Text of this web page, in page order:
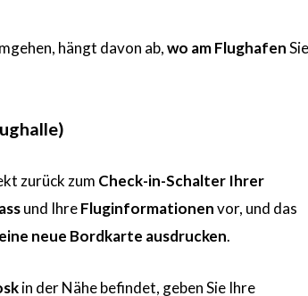
hängt davon ab,wo am FlughafenSie
zurück zum Check-in-Schalter Ihrer
und IhreFluginformationenvor, und das
neue Bordkarte ausdrucken.
in der Nähe befindet, geben Sie Ihre